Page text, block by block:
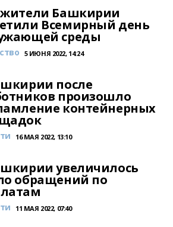
жители Башкирии
Всемирный день
среды
5 ИЮНЯ 2022, 14:24
после
произошло
контейнерных
16 МАЯ 2022, 13:10
увеличилось
обращений по
11 МАЯ 2022, 07:40